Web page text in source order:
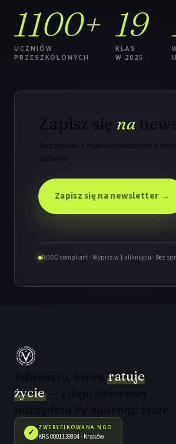
1100+
UCZNIÓW
PRZESZKOLONYCH
19
KLAS
W 2025
Zapisz się na
Bez spamu. 1 mail na newsletter z
liczbami.
Zapisz się na newsletter →
RODO compliant · Wypisz w 1 kliknięciu · Bez
ratuje
życie
✓ ZWERYFIKOWANA NGO
KRS 0001139894 · Kraków